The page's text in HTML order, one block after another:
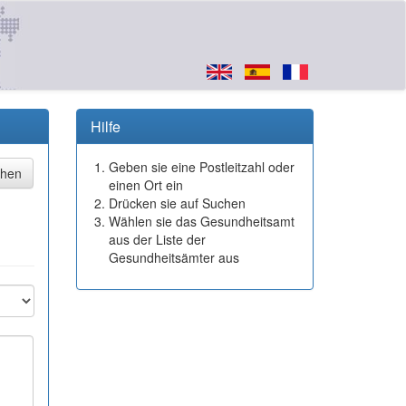
Hilfe
Geben sie eine Postleitzahl oder
einen Ort ein
Drücken sie auf Suchen
Wählen sie das Gesundheitsamt
aus der Liste der
Gesundheitsämter aus